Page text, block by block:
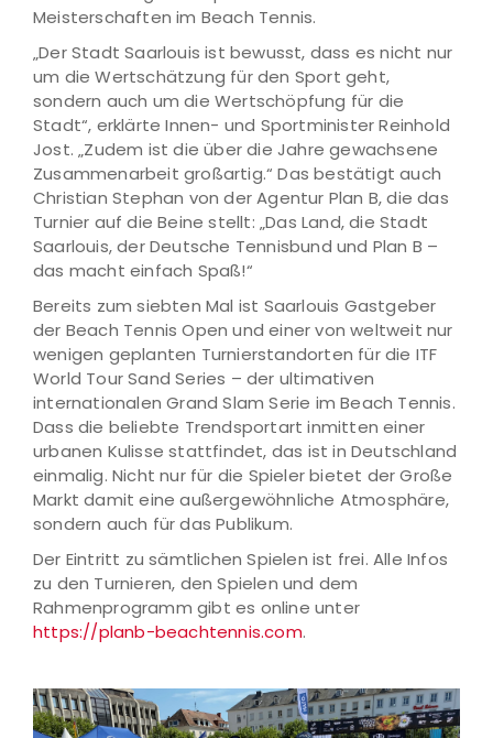
Meisterschaften im Beach Tennis.
„Der Stadt Saarlouis ist bewusst, dass es nicht nur
um die Wertschätzung für den Sport geht,
sondern auch um die Wertschöpfung für die
Stadt“, erklärte Innen- und Sportminister Reinhold
Jost. „Zudem ist die über die Jahre gewachsene
Zusammenarbeit großartig.“ Das bestätigt auch
Christian Stephan von der Agentur Plan B, die das
Turnier auf die Beine stellt: „Das Land, die Stadt
Saarlouis, der Deutsche Tennisbund und Plan B –
das macht einfach Spaß!“
Bereits zum siebten Mal ist Saarlouis Gastgeber
der Beach Tennis Open und einer von weltweit nur
wenigen geplanten Turnierstandorten für die ITF
World Tour Sand Series – der ultimativen
internationalen Grand Slam Serie im Beach Tennis.
Dass die beliebte Trendsportart inmitten einer
urbanen Kulisse stattfindet, das ist in Deutschland
einmalig. Nicht nur für die Spieler bietet der Große
Markt damit eine außergewöhnliche Atmosphäre,
sondern auch für das Publikum.
Der Eintritt zu sämtlichen Spielen ist frei. Alle Infos
zu den Turnieren, den Spielen und dem
Rahmenprogramm gibt es online unter
https://planb-beachtennis.com.